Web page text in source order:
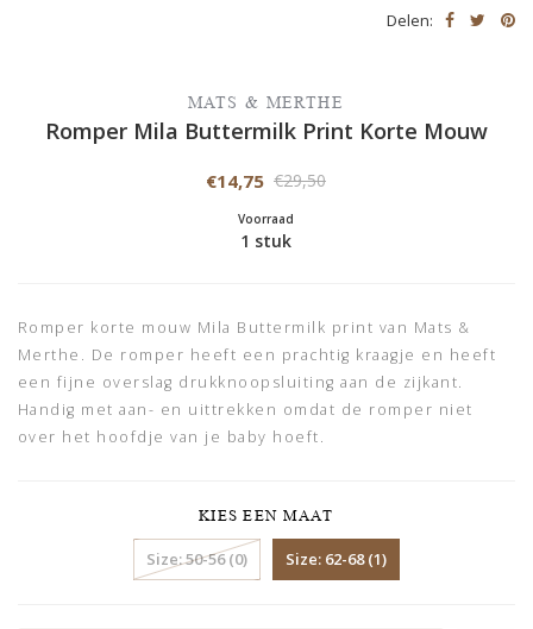
Delen:
MATS & MERTHE
Romper Mila Buttermilk Print Korte Mouw
€14,75 €29,50
Voorraad
1 stuk
Romper korte mouw Mila Buttermilk print van Mats &
Merthe. De romper heeft een prachtig kraagje en heeft
een fijne overslag drukknoopsluiting aan de zijkant.
Handig met aan- en uittrekken omdat de romper niet
over het hoofdje van je baby hoeft.
KIES EEN MAAT
Size: 50-56 (0) Size: 62-68 (1)